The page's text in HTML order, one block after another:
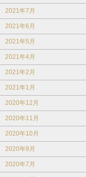
2021年7月
2021年6月
2021年5月
2021年4月
2021年2月
2021年1月
2020年12月
2020年11月
2020年10月
2020年9月
2020年7月